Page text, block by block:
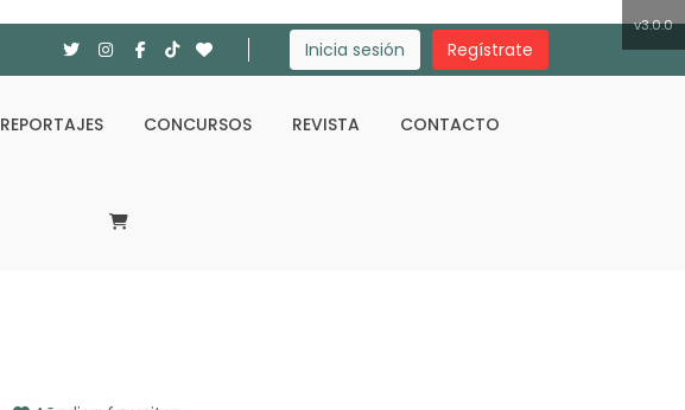
Inicia sesión Regístrate
REPORTAJES CONCURSOS REVISTA CONTACTO
v3.0.0